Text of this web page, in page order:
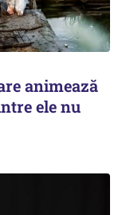
animează
ele nu